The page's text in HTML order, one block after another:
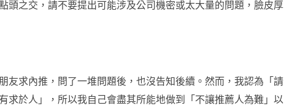
頭之交，請不要提出可能涉及公司機密或太大量的問題，臉皮厚
友求內推，問了一堆問題後，也沒告知後續。然而，我認為「請
求於人」，所以我自己會盡其所能地做到「不讓推薦人為難」以